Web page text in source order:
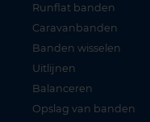
Runflat banden
Caravanbanden
Banden wisselen
Uitlijnen
Balanceren
Opslag van banden